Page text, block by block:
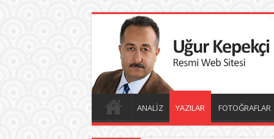
ANALİZ YAZILAR FOTOĞRAFLAR